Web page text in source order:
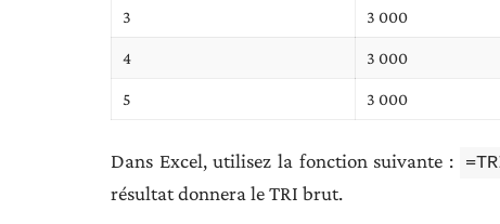
3 3 000
4 3 000
5 3 000
Dans Excel, utilisez la fonction suivante :
résultat donnera le TRI brut.